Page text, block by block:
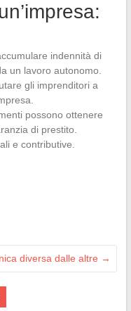
indennità di
un lavoro autonomo.
gli imprenditori a
possono ottenere
di prestito.
e contributive.
diversa dalle altre →